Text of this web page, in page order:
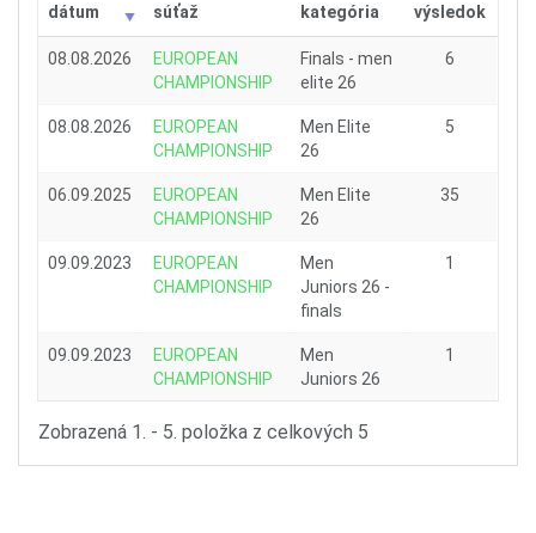
dátum súťaž kategória výsledok
08.08.2026
EUROPEAN
CHAMPIONSHIP
Finals - men
elite 26
6
08.08.2026
EUROPEAN
CHAMPIONSHIP
Men Elite
26
5
06.09.2025
EUROPEAN
CHAMPIONSHIP
Men Elite
26
35
09.09.2023
EUROPEAN
CHAMPIONSHIP
Men
Juniors 26 -
finals
1
09.09.2023
EUROPEAN
CHAMPIONSHIP
Men
Juniors 26
1
Zobrazená 1. - 5. položka z celkových 5